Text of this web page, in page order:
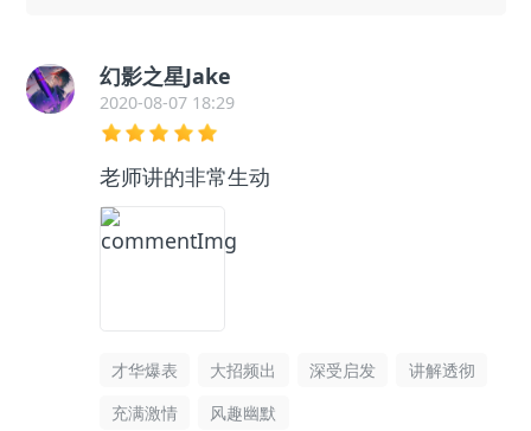
幻影之星Jake
2020-08-07 18:29
老师讲的非常生动
才华爆表 大招频出 深受启发
讲解透彻
充满激情
风趣幽默